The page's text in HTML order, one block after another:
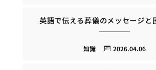
英語で伝える葬儀のメッセージと
2026.04.06
知識